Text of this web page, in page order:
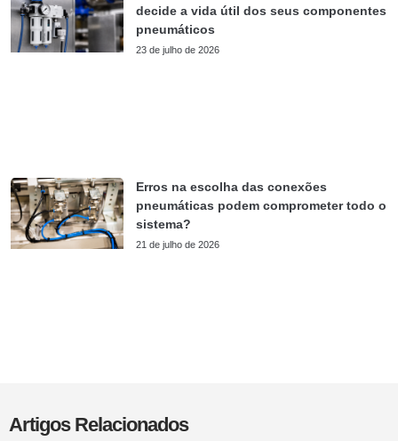
decide a vida útil dos seus componentes
pneumáticos
23 de julho de 2026
Erros na escolha das conexões
pneumáticas podem comprometer todo o
sistema?
21 de julho de 2026
Artigos Relacionados